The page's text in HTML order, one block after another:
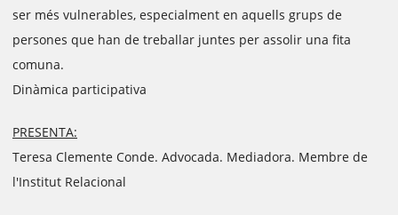
ser més vulnerables, especialment en aquells grups de
persones que han de treballar juntes per assolir una fita
comuna.
Dinàmica participativa
PRESENTA:
Teresa Clemente Conde. Advocada. Mediadora. Membre de
l'Institut Relacional